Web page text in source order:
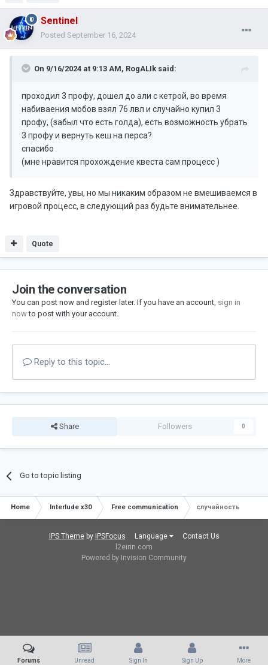
Sentinel
Posted September 16, 2024
On 9/16/2024 at 9:13 AM, RogALIk said:
проходил 3 профу, дошел до али с кетрой, во время
набиваения мобов взял 76 лвл и случайно купил 3
профу, (забыл что есть голда), есть возможность убрать
3 профу и вернуть кеш на перса?
спасибо
(мне нравится прохождение квеста сам процесс )
Здравствуйте, увы, но мы никаким образом не вмешиваемся в
игровой процесс, в следующий раз будьте внимательнее.
Quote
Join the conversation
You can post now and register later. If you have an account, sign in
nowto post with your account.
Reply to this topic...
Share Followers 0
Go to topic listing
Home Interlude x30 Free communication случайность
IPS Themeby IPSFocus Language
Contact Us
l2eirin.com
Powered by Invision Community
Forums Unread Sign In Sign Up More